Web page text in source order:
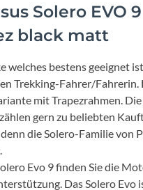
Solero EVO
black matt
welches bestens geeignet
Trekking-Fahrer/Fahrerin.
mit Trapezrahmen.
gern zu beliebten
die Solero-Familie von
Evo 9 finden Sie die
Das Solero Evo